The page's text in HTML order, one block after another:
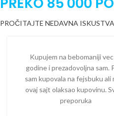
PROČITAJTE NEDAVNA
Kupujem na bebomaniji
godine i prezadovoljna sam.
sam kupovala na fejsbuku ali
ovaj sajt olaksao kupovinu.
preporuka